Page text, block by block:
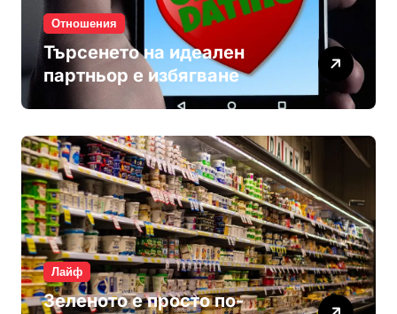
Отношения
Търсенето на идеален
партньор е избягване
Лайф
Зеленото е просто по-